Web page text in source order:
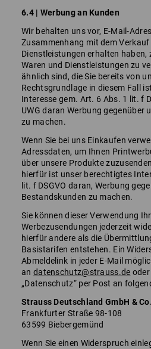
6.4 | Werbung an Kunden
Wir behalten uns vor, E-Mail-
Zusammenhang mit dem
Dienstleistungen erhalten
Waren und Dienstleistungen zu
ähnlich sind, die Sie bereits von
Rechtsgrundlage in diesem Fall
Interesse gem. Art. 6 Abs. 1 lit. f
UWG daran Werbung gegenüber
zu machen.
Wenn Sie bei uns Einkaufen
Adressdaten, um Ihnen
über unsere Produkte
hierfür ist unser berechtigtes
lit. f DSGVO daran, Werbung
Bestandskunden zu machen.
Sie können dieser Verwendung
Werbezusendungen jederzeit
hierfür andere als die
Basistarifen entstehen. Ein
Abmeldelink in jeder E-Mail
an datenschutz@strauss.de
„Datenschutz“ per Post an
Strauss Deutschland GmbH &
Frankfurter Straße 98-108
63599 Biebergemünd
Wenn Sie einen Widerspruch